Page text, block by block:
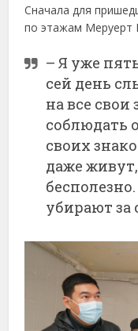
Сначала для
по этажам Меруерт
– Я уже
сей день
на все
соблюдать
своих
даже
убирают за